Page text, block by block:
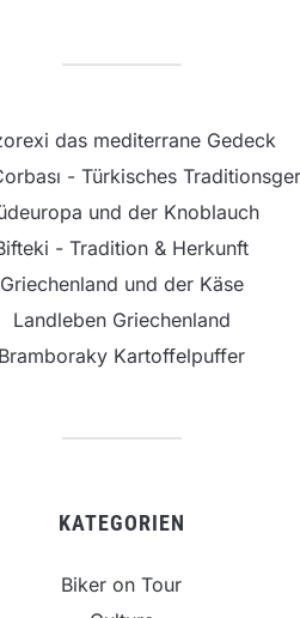
das mediterrane Gedeck
- Türkisches
und der Knoblauch
- Tradition & Herkunft
Griechenland und der Käse
Landleben Griechenland
Bramboraky Kartoffelpuffer
KATEGORIEN
Biker on Tour